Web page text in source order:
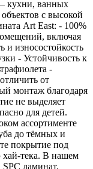
кухни, ванных
с высокой
Art East: - 100%
включая
износостойкость
- Устойчивость к
-
от
монтаж благодаря
не выделяет
для детей.
ассортименте
до тёмных и
покрытие под
хай-тека. В нашем
ламинат,